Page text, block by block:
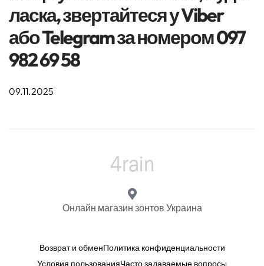
ласка, звертайтеся у Viber
або Telegram за номером 097
982 69 58
09.11.2025
Онлайн магазин зонтов Украина
Возврат и обменПолитика конфиденциальности
Условия пользованияЧасто задаваемые вопросы